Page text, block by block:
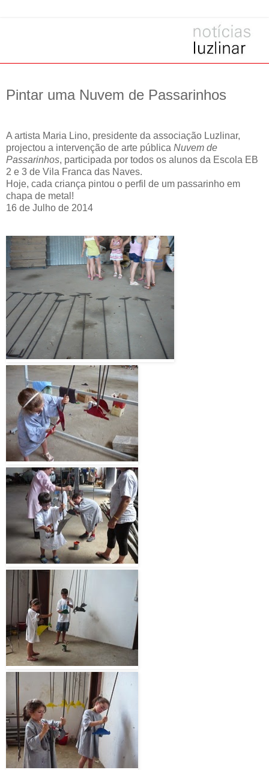
Pintar uma Nuvem de Passarinhos
A artista Maria Lino, presidente da associação Luzlinar,
projectou a intervenção de arte pública Nuvem de
Passarinhos, participada por todos os alunos da Escola EB
2 e 3 de Vila Franca das Naves.
Hoje, cada criança pintou o perfil de um passarinho em
chapa de metal!
16 de Julho de 2014